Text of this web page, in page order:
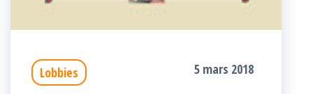
Lobbies 5 mars 2018